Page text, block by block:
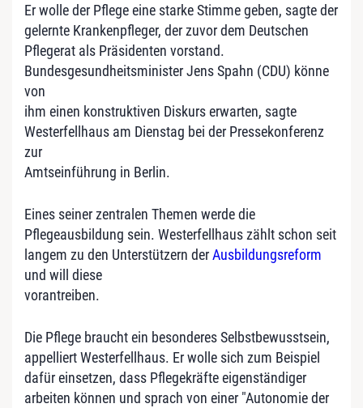
Er wolle der Pflege eine starke Stimme geben, sagte der
gelernte Krankenpfleger, der zuvor dem Deutschen
Pflegerat als Präsidenten vorstand.
Bundesgesundheitsminister Jens Spahn (CDU) könne
von
ihm einen konstruktiven Diskurs erwarten, sagte
Westerfellhaus am Dienstag bei der Pressekonferenz
zur
Amtseinführung in Berlin.
Eines seiner zentralen Themen werde die
Pflegeausbildung sein. Westerfellhaus zählt schon seit
langem zu den Unterstützern derAusbildungsreform
und will diese
vorantreiben.
Die Pflege braucht ein besonderes Selbstbewusstsein,
appelliert Westerfellhaus. Er wolle sich zum Beispiel
dafür einsetzen, dass Pflegekräfte eigenständiger
arbeiten können und sprach von einer "Autonomie der